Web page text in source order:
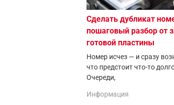
Сделать дубликат
пошаговый разбор от
готовой пластины
Номер исчез — и сразу
что предстоит что-то
Очереди,
Информация